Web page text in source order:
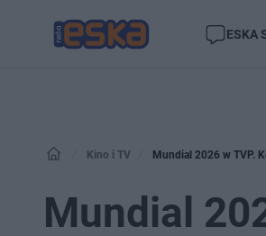
ESKA
Kino i TV Mundial 2026 w TVP.
Mundial